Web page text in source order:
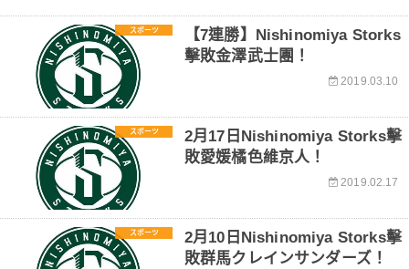
スポーツ
【7連勝】Nishinomiya Storks
擊敗金澤武士團！
2019.03.10
スポーツ
2月17日Nishinomiya Storks擊
敗愛媛橘色維京人！
2019.02.17
スポーツ
2月10日Nishinomiya Storks擊
敗群馬クレインサンダーズ！